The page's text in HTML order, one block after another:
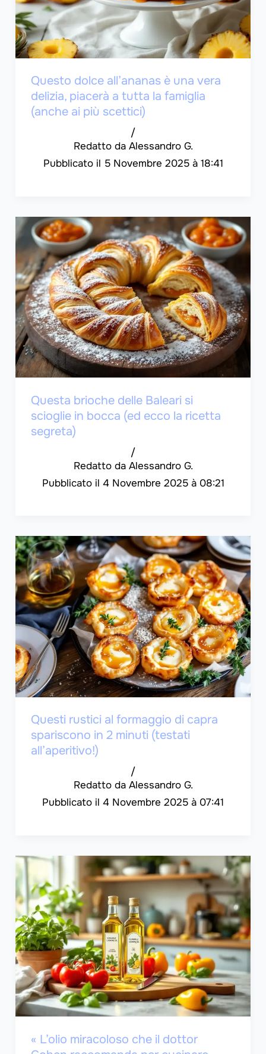
Questo dolce all’ananas è una vera
delizia, piacerà a tutta la famiglia
(anche ai più scettici)
Alessandro G.
/
5 Novembre 2025 à 18:41
Questa brioche delle Baleari si
scioglie in bocca (ed ecco la ricetta
segreta)
Alessandro G.
/
4 Novembre 2025 à 08:21
Questi rustici al formaggio di capra
spariscono in 2 minuti (testati
all’aperitivo!)
Alessandro G.
/
4 Novembre 2025 à 07:41
« L’olio miracoloso che il dottor